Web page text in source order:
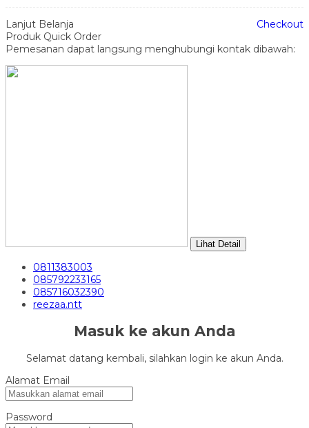
Lanjut Belanja
Checkout
Produk Quick Order
Pemesanan dapat langsung menghubungi kontak dibawah:
Lihat Detail
0811383003
085792233165
085716032390
reezaa.ntt
Masuk ke akun Anda
Selamat datang kembali, silahkan login ke akun Anda.
Alamat Email
Password